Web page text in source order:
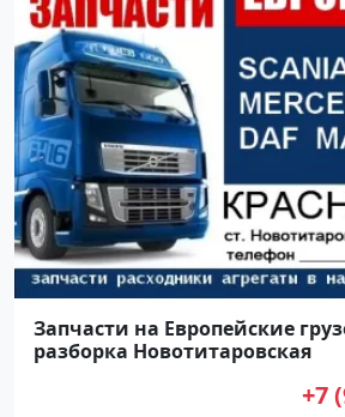
Запчасти на Европейские
разборка Новотитаровская
+7